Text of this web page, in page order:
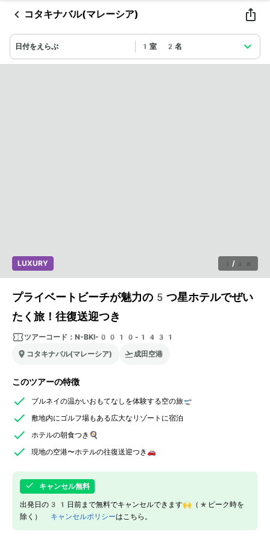
コタキナバル(マレーシア)
日付をえらぶ 1室 2名
1 / 38
LUXURY
プライベートビーチが魅力の5つ星ホテルでぜい
たく旅！往復送迎つき
ツアーコード： N-BKI-0010-1431
コタキナバル(マレーシア)
成田空港
このツアーの特徴
ブルネイの温かいおもてなしを体験する空の旅🛫
敷地内にゴルフ場もある広大なリゾートに宿泊
ホテルの朝食つき🍳
現地の空港〜ホテルの往復送迎つき🚗
キャンセル無料
出発日の31日前まで無料でキャンセルできます🙌（*ピーク時を
除く） キャンセルポリシーはこちら。